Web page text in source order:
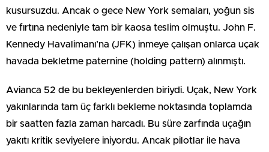
kusursuzdu. Ancak o gece New York semaları, yoğun sis
ve fırtına nedeniyle tam bir kaosa teslim olmuştu. John F.
Kennedy Havalimanı’na (JFK) inmeye çalışan onlarca uçak
havada bekletme paternine (holding pattern) alınmıştı.
Avianca 52 de bu bekleyenlerden biriydi. Uçak, New York
yakınlarında tam üç farklı bekleme noktasında toplamda
bir saatten fazla zaman harcadı. Bu süre zarfında uçağın
yakıtı kritik seviyelere iniyordu. Ancak pilotlar ile hava